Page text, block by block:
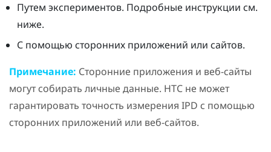
Путем экспериментов. Подробные инструкции см.
ниже.
С помощью сторонних приложений или сайтов.
Примечание: Сторонние приложения и веб-сайты
могут собирать личные данные. HTC не может
гарантировать точность измерения IPD с помощью
сторонних приложений или веб-сайтов.